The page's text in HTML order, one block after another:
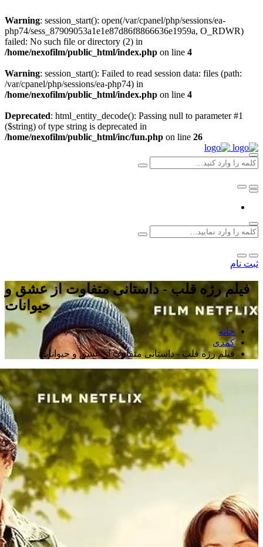
Warning: session_start(): open(/var/cpanel/php/sessions/ea-
php74/sess_87909053a1e1e87d86f8866636e1959a, O_RDWR)
failed: No such file or directory (2) in
/home/nexofilm/public_html/index.php on line 4
Warning: session_start(): Failed to read session data: files (path:
/var/cpanel/php/sessions/ea-php74) in
/home/nexofilm/public_html/index.php on line 4
Deprecated: html_entity_decode(): Passing null to parameter #1
($string) of type string is deprecated in
/home/nexofilm/public_html/inc/fun.php on line 26
ثبت نام
فیلم رژه قلب - داستانی متفاوت از عشق و
حیوانات
خانه
کمدی
فیلم رژه قلب - داستانی متفاوت از عشق و حیوانات